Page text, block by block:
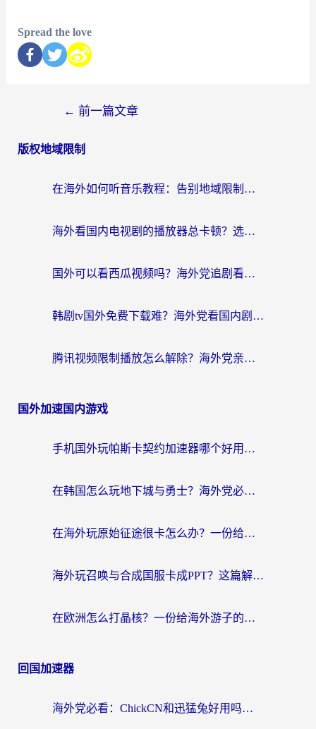
Spread the love
← 前一篇文章
版权地域限制
在海外如何听音乐教程：告别地域限制，随时听见国内的声音
海外看国内电视剧的播放器总卡顿？选对回国加速器才是关键
国外可以看西瓜视频吗？海外党追剧看片的终极解决方案
韩剧tv国外免费下载难？海外党看国内剧的加速器选择指南（附实用技巧）
腾讯视频限制播放怎么解除？海外党亲测有效的回国加速指南
国外加速国内游戏
手机国外玩帕斯卡契约加速器哪个好用？海外党国服游戏之路的救星
在韩国怎么玩地下城与勇士？海外党必看的国服游戏加速全攻略
在海外玩原始征途很卡怎么办？一份给游子的终极指南
海外玩召唤与合成国服卡成PPT？这篇解决办法让你丝滑操作
在欧洲怎么打晶核？一份给海外游子的网络加速生存指南
回国加速器
海外党必看：ChickCN和迅猛兔好用吗？3招教你选对回国加速器